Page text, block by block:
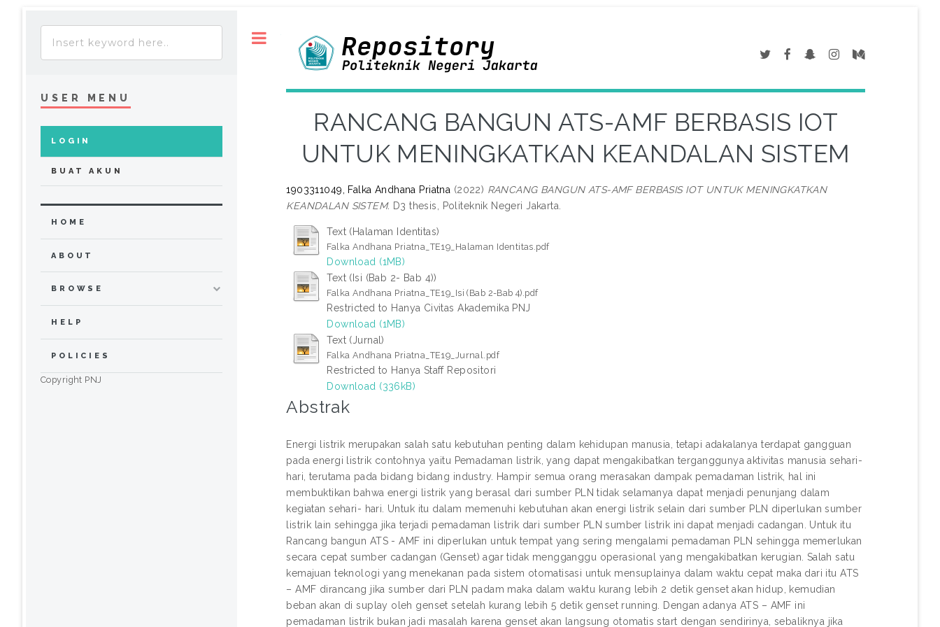
RANCANG BANGUN ATS-AMF BERBASIS IOT
UNTUK MENINGKATKAN KEANDALAN SISTEM
1903311049, Falka Andhana Priatna (2022) RANCANG BANGUN ATS-AMF BERBASIS IOT UNTUK MENINGKATKAN
KEANDALAN SISTEM. D3 thesis, Politeknik Negeri Jakarta.
Text (Halaman Identitas)
Falka Andhana Priatna_TE19_Halaman Identitas.pdf
Download (1MB)
Text (Isi (Bab 2- Bab 4))
Falka Andhana Priatna_TE19_Isi (Bab 2-Bab 4).pdf
Restricted to Hanya Civitas Akademika PNJ
Download (1MB)
Text (Jurnal)
Falka Andhana Priatna_TE19_Jurnal.pdf
Restricted to Hanya Staff Repositori
Download (336kB)
Abstrak
Energi listrik merupakan salah satu kebutuhan penting dalam kehidupan manusia, tetapi adakalanya terdapat gangguan
pada energi listrik contohnya yaitu Pemadaman listrik, yang dapat mengakibatkan terganggunya aktivitas manusia sehari-
hari, terutama pada bidang bidang industry. Hampir semua orang merasakan dampak pemadaman listrik, hal ini
membuktikan bahwa energi listrik yang berasal dari sumber PLN tidak selamanya dapat menjadi penunjang dalam
kegiatan sehari- hari. Untuk itu dalam memenuhi kebutuhan akan energi listrik selain dari sumber PLN diperlukan sumber
listrik lain sehingga jika terjadi pemadaman listrik dari sumber PLN sumber listrik ini dapat menjadi cadangan. Untuk itu
Rancang bangun ATS - AMF ini diperlukan untuk tempat yang sering mengalami pemadaman PLN sehingga memerlukan
secara cepat sumber cadangan (Genset) agar tidak mengganggu operasional yang mengakibatkan kerugian. Salah satu
kemajuan teknologi yang menekanan pada sistem otomatisasi untuk mensuplainya dalam waktu cepat maka dari itu ATS
– AMF dirancang jika sumber dari PLN padam maka dalam waktu kurang lebih 2 detik genset akan hidup, kemudian
beban akan di suplay oleh genset setelah kurang lebih 5 detik genset running. Dengan adanya ATS – AMF ini
pemadaman listrik bukan jadi masalah karena genset akan langsung otomatis start dengan sendirinya, sebaliknya jika
USER MENU
LOGIN
BUAT AKUN
HOME
ABOUT
BROWSE
HELP
POLICIES
Copyright PNJ
Toggle